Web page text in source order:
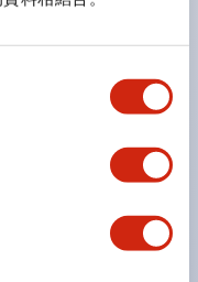
，可實現各種接點構
供手柄操作型、鑰匙